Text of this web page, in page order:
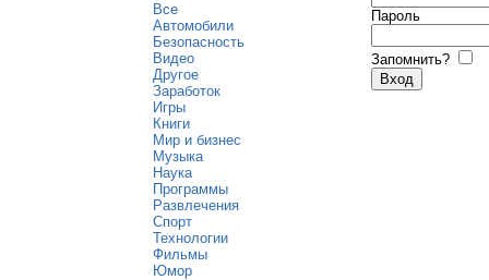
Все
Автомобили
Безопасность
Видео
Другое
Заработок
Игры
Книги
Мир и бизнес
Музыка
Наука
Программы
Развлечения
Спорт
Технологии
Фильмы
Юмор
Пароль
Запомнить?